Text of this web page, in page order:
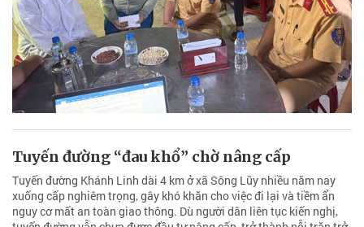
Tuyến đường “đau khổ” chờ nâng cấp
Tuyến đường Khánh Linh dài 4 km ở xã Sông Lũy nhiều năm nay
xuống cấp nghiêm trọng, gây khó khăn cho việc đi lại và tiềm ẩn
nguy cơ mất an toàn giao thông. Dù người dân liên tục kiến nghị,
tuyến đường vẫn chưa được đầu tư nâng cấp, trở thành nỗi trăn trở